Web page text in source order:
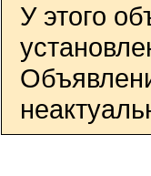
У этого